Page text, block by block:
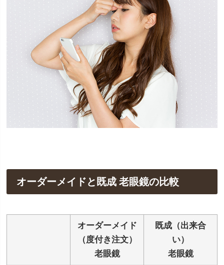
オーダーメイドと既成 老眼鏡の比較
オーダーメイド
（度付き注文）
老眼鏡
既成（出来合
い）
老眼鏡